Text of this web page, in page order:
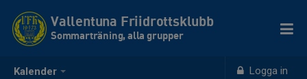
Kalender Logga in
Vallentuna Friidrottsklubb
Sommarträning, alla grupper